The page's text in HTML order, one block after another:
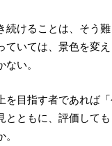
続けることは、そう
ていては、景色を変
い。
を目指す者であれば
とともに、評価して